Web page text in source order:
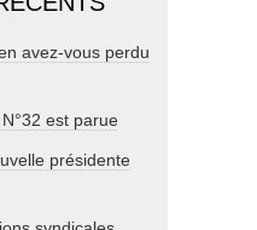
avez-vous perdu
est parue
présidente